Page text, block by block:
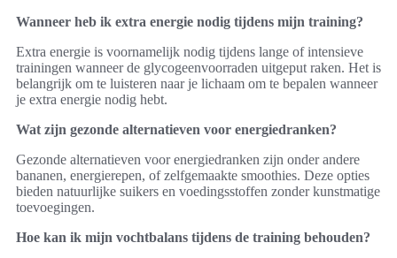
Wanneer heb ik extra energie nodig tijdens mijn training?
Extra energie is voornamelijk nodig tijdens lange of intensieve
trainingen wanneer de glycogeenvoorraden uitgeput raken. Het is
belangrijk om te luisteren naar je lichaam om te bepalen wanneer
je extra energie nodig hebt.
Wat zijn gezonde alternatieven voor energiedranken?
Gezonde alternatieven voor energiedranken zijn onder andere
bananen, energierepen, of zelfgemaakte smoothies. Deze opties
bieden natuurlijke suikers en voedingsstoffen zonder kunstmatige
toevoegingen.
Hoe kan ik mijn vochtbalans tijdens de training behouden?